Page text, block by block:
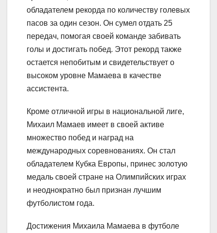
обладателем рекорда по количеству голевых
пасов за один сезон. Он сумел отдать 25
передач, помогая своей команде забивать
голы и достигать побед. Этот рекорд также
остается непобитым и свидетельствует о
высоком уровне Мамаева в качестве
ассистента.
Кроме отличной игры в национальной лиге,
Михаил Мамаев имеет в своей активе
множество побед и наград на
международных соревнованиях. Он стал
обладателем Кубка Европы, принес золотую
медаль своей стране на Олимпийских играх
и неоднократно был признан лучшим
футболистом года.
Достижения Михаила Мамаева в футболе